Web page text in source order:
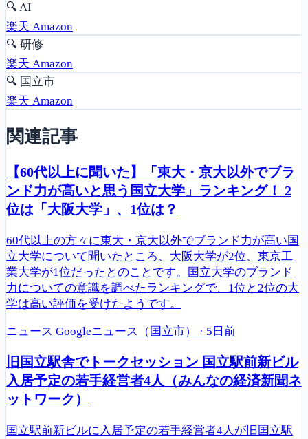
🔍AI
楽天 Amazon
🔍 研修
楽天 Amazon
🔍 国立市
楽天 Amazon
関連記事
【60代以上に聞いた】「東大・京大以外でブラ
ンド力が高いと思う国立大学」ランキング！ 2
位は「大阪大学」、1位は？
60代以上の方々に東大・京大以外でブランド力が高い国
立大学について聞いたところ、大阪大学が2位、東京工
業大学が1位だったとのことです。国立大学のブランド
力についての意識を調べたランキングで、1位と2位の大
学は高い評価を受けたようです。
ニュース Googleニュース（国立市） · 5日前
旧国立駅舎でトークセッション 国立駅前新ビル
入居予定の若手経営者4人（みんなの経済新聞ネ
ットワーク）
国立駅前新ビルに入居予定の若手経営者4人が旧国立駅